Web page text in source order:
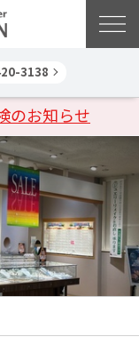
のお知らせ
3138